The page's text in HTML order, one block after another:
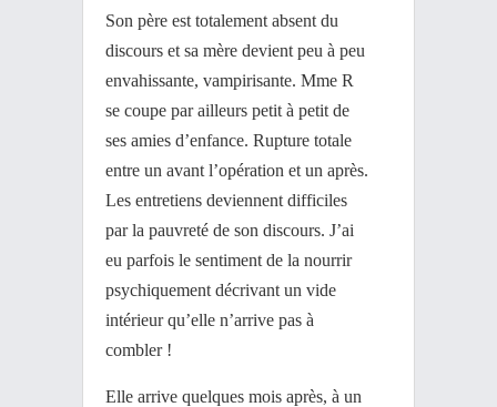
Son père est totalement absent du
discours et sa mère devient peu à peu
envahissante, vampirisante. Mme R
se coupe par ailleurs petit à petit de
ses amies d’enfance. Rupture totale
entre un avant l’opération et un après.
Les entretiens deviennent difficiles
par la pauvreté de son discours. J’ai
eu parfois le sentiment de la nourrir
psychiquement décrivant un vide
intérieur qu’elle n’arrive pas à
combler !
Elle arrive quelques mois après, à un